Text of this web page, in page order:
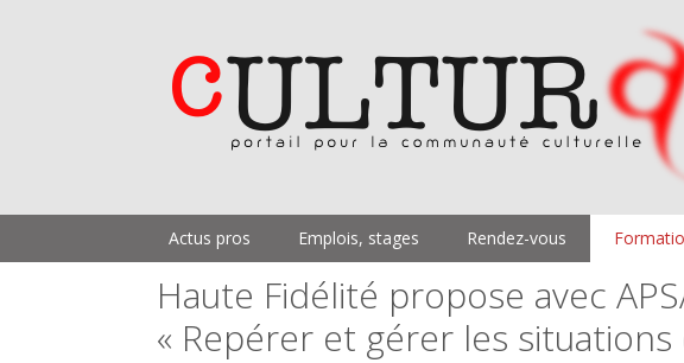
Actus pros Emplois, stages Rendez-vous
Haute Fidélité propose avec
« Repérer et gérer les